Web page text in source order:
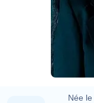
Née le